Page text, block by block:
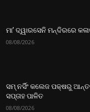
ମା’ ଦ୍ୱାରସେନି ମନ୍ଦିରରେ
08/08/2026
ସମ୍ ନର୍ସିଂ କଲେଜ ପକ୍ଷରୁ
ସପ୍ତାହ ପାଳିତ
08/08/2026